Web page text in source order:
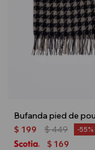
$ 199 $449 55
$ 169